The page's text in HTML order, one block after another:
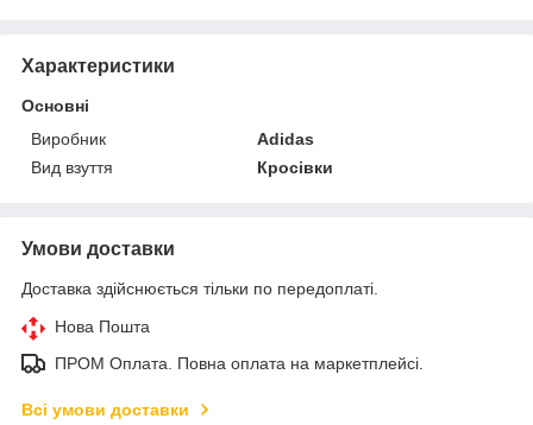
Характеристики
Основні
Виробник
Adidas
Вид взуття
Кросівки
Умови доставки
Доставка здійснюється тільки по передоплаті.
Нова Пошта
ПРОМ Оплата. Повна оплата на маркетплейсі.
Всі умови доставки